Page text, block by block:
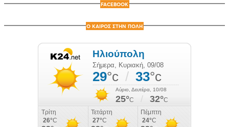
FACEBOOK
Ο ΚΑΙΡΟΣ ΣΤΗΝ ΠΟΛΗ